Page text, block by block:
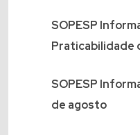
SOPESP
Praticabilidade
SOPESP
de agosto